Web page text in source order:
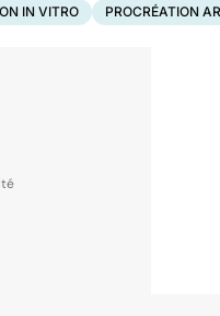
IN VITRO PROCRÉATION